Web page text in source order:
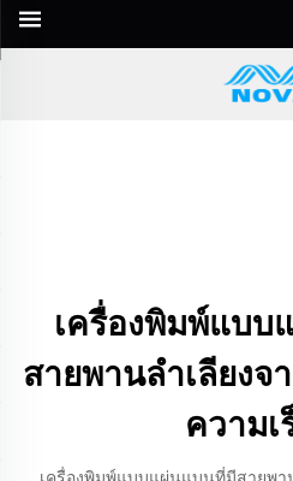
เครื่องพิมพ์แบบ
สายพานลำเลียงจาก
ความเ